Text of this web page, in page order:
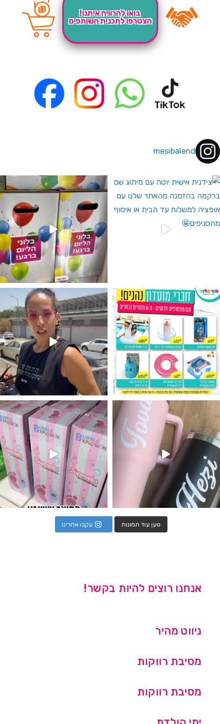
בואו להרוויח איתנו!
הצטרפו לתכנית השותפים
mesibalend
לחברי מועדון ומצטרפים חדשים🤍
מין העובר רק במסיבלנד !! קיים
מטף לגילוי מין העובר חזר למלא
טען עוד תמונות עקבו אחרינו
אנחנו רוצים להיות בקשר!
ניווט מהיר
מסיבת רווקות
מסיבת רווקות